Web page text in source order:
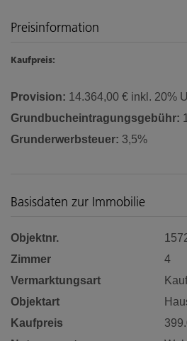
Preisinformation
Kaufpreis:
Provision: 14.364,00 € inkl. 20%
Grundbucheintragungsgebühr:
Grunderwerbsteuer: 3,5%
Basisdaten zur Immobilie
Objektnr.
Zimmer
4
Vermarktungsart
Objektart
Kaufpreis